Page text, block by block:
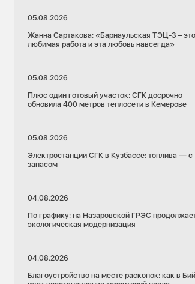
05.08.2026
Жанна Сартакова: «Барнаульская ТЭЦ-3 – это
любимая работа и эта любовь навсегда»
05.08.2026
Плюс один готовый участок: СГК досрочно
обновила 400 метров теплосети в Кемерове
05.08.2026
Электростанции СГК в Кузбассе: топлива — с
запасом
04.08.2026
По графику: на Назаровской ГРЭС
экологическая модернизация
04.08.2026
Благоустройство на месте раскопок: как в